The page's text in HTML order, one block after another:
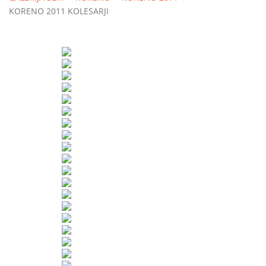
KORENO 2011 KOLESARJI